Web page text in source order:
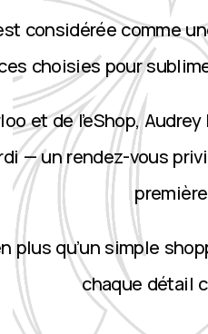
considérée comme
choisies pour
et de l’eShop,
— un rendez-vous
plus qu’un simple
chaque détail